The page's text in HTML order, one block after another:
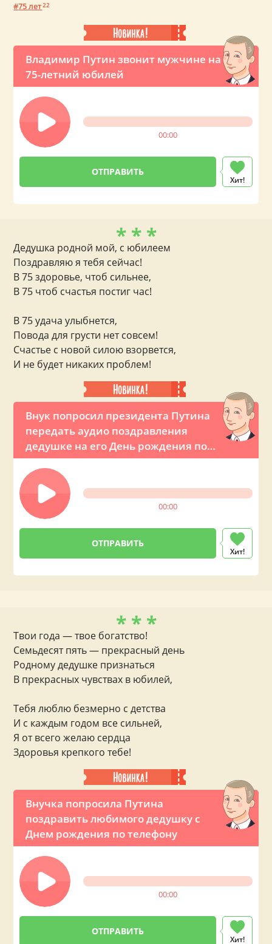
Владимир Путин звонит мужчине на
75-летний юбилей
00:00
Хит!
75 лет22
Внук попросил президента Путина
передать аудио поздравления
дедушке на его День рождения по
телефону
00:00
Хит!
* * *
Дедушка родной мой, с юбилеем
Поздравляю я тебя сейчас!
В 75 здоровье, чтоб сильнее,
В 75 чтоб счастья постиг час!
В 75 удача улыбнется,
Повода для грусти нет совсем!
Счастье с новой силою взорвется,
И не будет никаких проблем!
Внучка попросила Путина
поздравить любимого дедушку с
Днем рождения по телефону
00:00
Хит!
* * *
Твои года — твое богатство!
Семьдесят пять — прекрасный день
Родному дедушке признаться
В прекрасных чувствах в юбилей,
Тебя люблю безмерно с детства
И с каждым годом все сильней,
Я от всего желаю сердца
Здоровья крепкого тебе!